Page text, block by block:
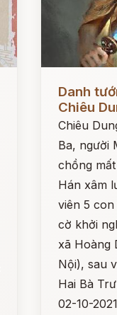
Danh
Chiêu
Chiêu
Ba, người
chồng
Hán xâm
viên 5
cờ khởi
xã Hoàng
Nội), sau
Hai Bà
02-10-2021